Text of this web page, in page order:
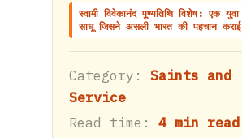
स्वामी विवेकानंद पुण्यतिथि विशेष: एक युवा
साधू जिसने असली भारत की पहचान कराई
Category: Saints and
Service
Read time: 4 min read